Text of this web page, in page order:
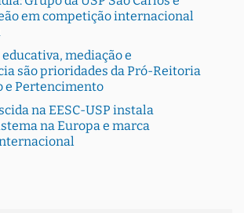
em competição internacional
mediação e
são prioridades da Pró-Reitoria
e Pertencimento
na EESC-USP instala
na Europa e marca